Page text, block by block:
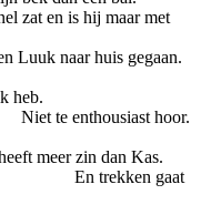
zat en is hij maar met
Luuk naar huis gegaan.
ik heb.
hoor.
zin dan Kas.
gaat